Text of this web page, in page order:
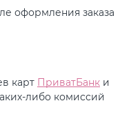
оформления заказа
карт ПриватБанк и
либо комиссий